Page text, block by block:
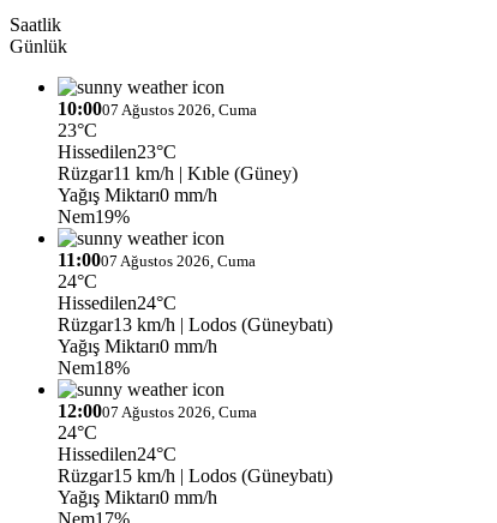
Saatlik
Günlük
10:0007 Ağustos 2026, Cuma
23°C
Hissedilen23°C
Rüzgar11 km/h | Kıble (Güney)
Yağış Miktarı0 mm/h
Nem19%
11:0007 Ağustos 2026, Cuma
24°C
Hissedilen24°C
Rüzgar13 km/h | Lodos (Güneybatı)
Yağış Miktarı0 mm/h
Nem18%
12:0007 Ağustos 2026, Cuma
24°C
Hissedilen24°C
Rüzgar15 km/h | Lodos (Güneybatı)
Yağış Miktarı0 mm/h
Nem17%